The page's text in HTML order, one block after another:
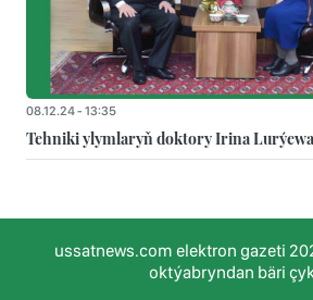
08.12.24 - 13:35
Tehniki ylymlaryň doktory Irina Lurýewa
ussatnews.com elektron gazeti
oktýabryndan bäri